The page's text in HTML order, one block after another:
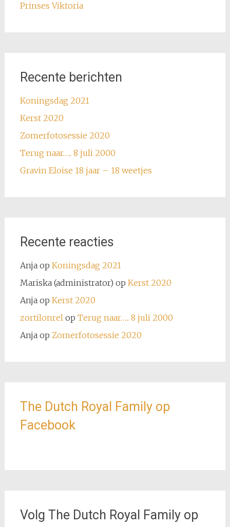
Prinses Viktoria
Recente berichten
Koningsdag 2021
Kerst 2020
Zomerfotosessie 2020
Terug naar….. 8 juli 2000
Gravin Eloise 18 jaar – 18 weetjes
Recente reacties
Anjaop Koningsdag 2021
Mariska (administrator) op Kerst 2020
Anjaop Kerst 2020
zortilonrelop Terug naar….. 8 juli 2000
Anjaop Zomerfotosessie 2020
The Dutch Royal Family op
Facebook
Volg The Dutch Royal Family op